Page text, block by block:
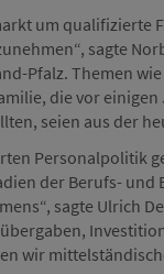
um qualifizierte
sagte
Pfalz. Themen
die vor
seien aus der
Personalpolitik
der Berufs-
sagte Ulrich
wir